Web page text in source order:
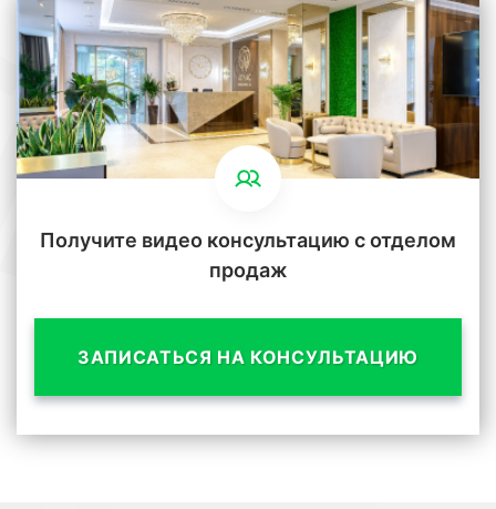
Получите видео консультацию с отделом
продаж
ЗАПИСАТЬСЯ НА КОНСУЛЬТАЦИЮ